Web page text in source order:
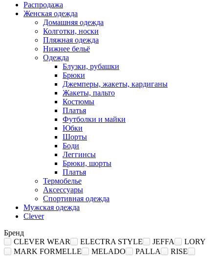
Распродажа
Женская одежда
Домашняя одежда
Колготки, носки
Пляжная одежда
Нижнее бельё
Одежда
Блузки, рубашки
Брюки
Джемперы, жакеты, кардиганы
Жакеты, пальто
Костюмы
Платья
Футболки и майки
Юбки
Шорты
Боди
Леггинсы
Брюки, шорты
Платья
Термобелье
Аксессуары
Спортивная одежда
Мужская одежда
Clever
Бренд
CLEVER WEAR
ELECTRA STYLE JEFFA
LORY
MARK FORMELLE
MELADO PALLA
RISE